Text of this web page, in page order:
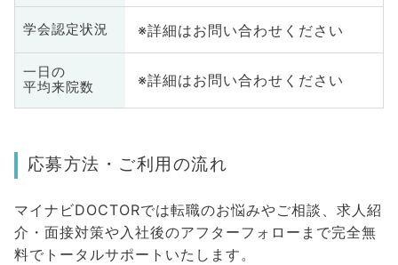
学会認定状況 ※詳細はお問い合わせください
一日の
平均来院数
※詳細はお問い合わせください
応募方法・ご利用の流れ
マイナビDOCTORでは転職のお悩みやご相談、求人紹
介・面接対策や入社後のアフターフォローまで完全無
料でトータルサポートいたします。